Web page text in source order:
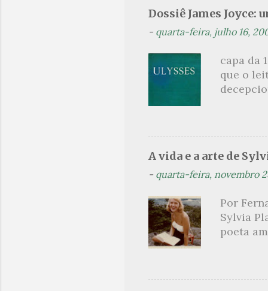
toda
na hora
Dossiê James Joyce:
- quarta-feira, julho 16,
capa da
que o
leitor,
leitura
heróico
próprio
A vida e a arte de
- quarta-feira, novembro
Por
Sylvia
poeta
como